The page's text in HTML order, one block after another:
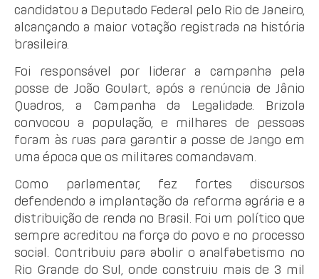
candidatou a Deputado Federal pelo Rio de Janeiro,
alcançando a maior votação registrada na história
brasileira.
Foi responsável por liderar a campanha pela
posse de João Goulart, após a renúncia de Jânio
Quadros, a Campanha da Legalidade. Brizola
convocou a população, e milhares de pessoas
foram às ruas para garantir a posse de Jango em
uma época que os militares comandavam.
Como parlamentar, fez fortes discursos
defendendo a implantação da reforma agrária e a
distribuição de renda no Brasil. Foi um político que
sempre acreditou na força do povo e no processo
social. Contribuiu para abolir o analfabetismo no
Rio Grande do Sul, onde construiu mais de 3 mil